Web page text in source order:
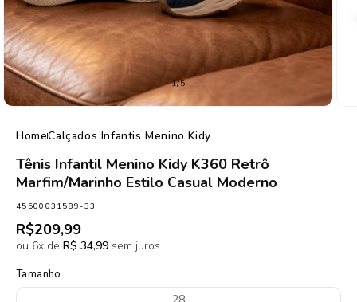
1/de
5
HomeCalçados Infantis Menino Kidy
Tênis Infantil Menino Kidy K360 Retrô
Marfim/Marinho Estilo Casual Moderno
SKU:
45500031589-33
Preço
normal
R$209,99
ou 6x de R$ 34,99 sem juros
Tamanho
Variante